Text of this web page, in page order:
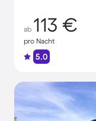
ab 113 €
pro Nacht
5.0